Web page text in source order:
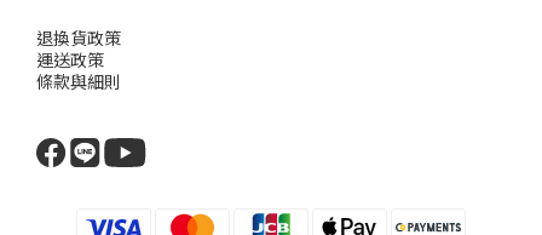
退換貨政策
運送政策
條款與細則